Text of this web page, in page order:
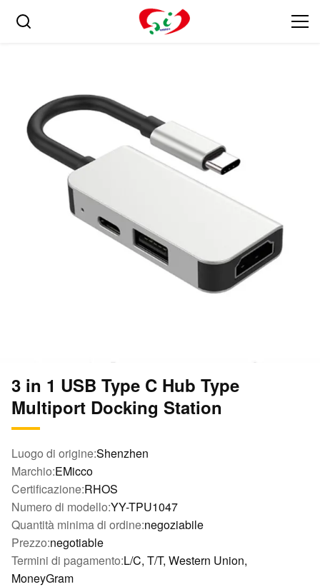
3 in 1 USB Type C Hub Type
Multiport Docking Station
Luogo di origine:Shenzhen
Marchio:EMicco
Certificazione:RHOS
Numero di modello:YY-TPU1047
Quantità minima di ordine:negoziabile
Prezzo:negotiable
Termini di pagamento:L/C, T/T, Western Union,
MoneyGram